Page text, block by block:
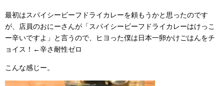
最初はスパイシービーフドライカレーを頼もうかと思ったのです
が、店員のおにーさんが「スパイシービーフドライカレーはけっこ
ー辛いですよ」と言うので、ヒヨった僕は日本一卵かけごはんをチ
ョイス！←辛さ耐性ゼロ
こんな感じー。